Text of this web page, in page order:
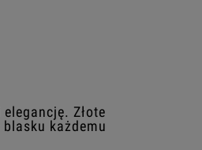
Złote
każdemu